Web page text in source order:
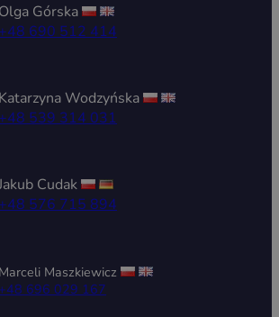
Olga Górska
+48 690 512 414
Katarzyna Wodzyńska
+48 539 314 031
Cudak
+48 576 715 894
Marceli Maszkiewicz
+48 696 029 167